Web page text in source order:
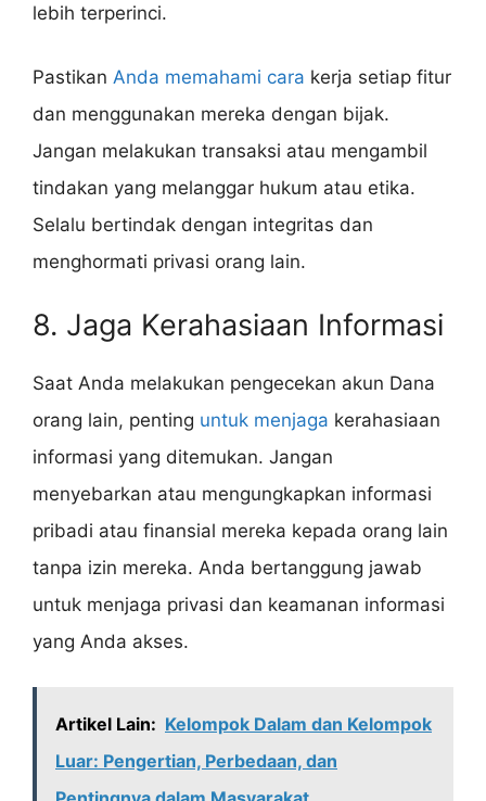
lebih terperinci.
Pastikan Anda memahami cara kerja setiap fitur
dan menggunakan mereka dengan bijak.
Jangan melakukan transaksi atau mengambil
tindakan yang melanggar hukum atau etika.
Selalu bertindak dengan integritas dan
menghormati privasi orang lain.
8. Jaga Kerahasiaan Informasi
Saat Anda melakukan pengecekan akun Dana
orang lain, penting untuk menjaga kerahasiaan
informasi yang ditemukan. Jangan
menyebarkan atau mengungkapkan informasi
pribadi atau finansial mereka kepada orang lain
tanpa izin mereka. Anda bertanggung jawab
untuk menjaga privasi dan keamanan informasi
yang Anda akses.
Artikel Lain: Kelompok Dalam dan Kelompok
Luar: Pengertian, Perbedaan, dan